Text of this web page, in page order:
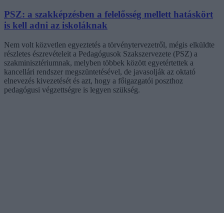
PSZ: a szakképzésben a felelősség mellett hatáskört
is kell adni az iskoláknak
Nem volt közvetlen egyeztetés a törvénytervezetről, mégis elküldte
részletes észrevételeit a Pedagógusok Szakszervezete (PSZ) a
szakminisztériumnak, melyben többek között egyetértettek a
kancellári rendszer megszüntetésével, de javasolják az oktató
elnevezés kivezetését és azt, hogy a főigazgatói poszthoz
pedagógusi végzettségre is legyen szükség.